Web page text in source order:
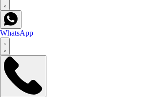
WhatsApp